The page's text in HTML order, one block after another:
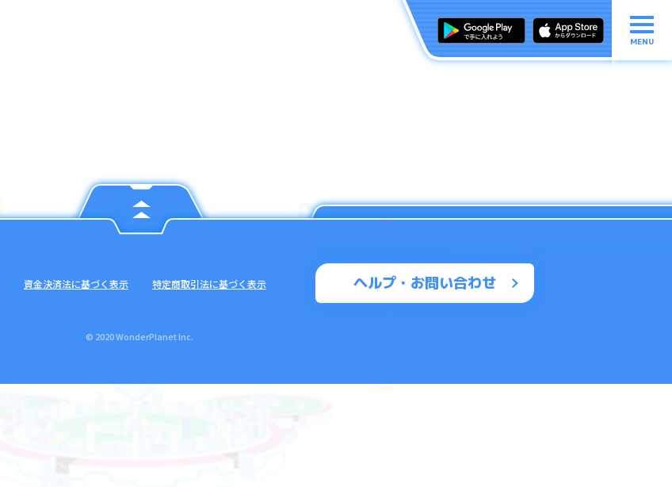
MENU
ヘルプ・お問い合わせ
資金決済法に基づく表示 特定商取引法に基づく表示
© 2020 WonderPlanet Inc.